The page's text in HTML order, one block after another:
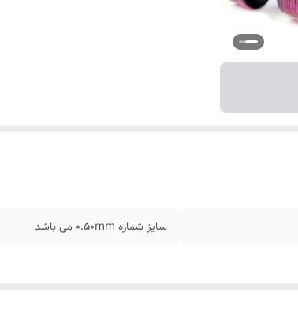
سایز شماره ۰.۵۰mm می باشد